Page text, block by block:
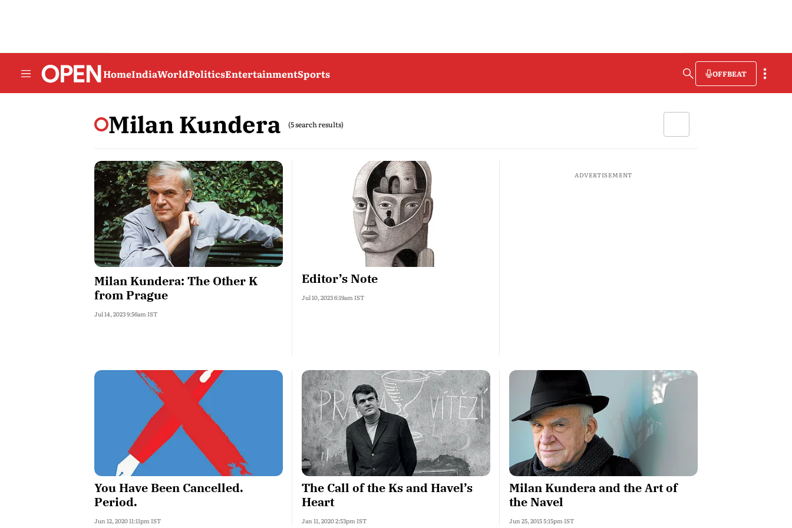
HomeIndiaWorldPoliticsEntertainmentSports OFFBEAT
Milan Kundera (5 search results)
Milan Kundera: The Other K
from Prague
Jul 14, 2023 9:56am IST
Editor’s Note
Jul 10, 2023 6:19am IST
ADVERTISEMENT
You Have Been Cancelled.
Period.
Jun 12, 2020 11:11pm IST
The Call of the Ks and Havel’s
Heart
Jan 11, 2020 2:53pm IST
Milan Kundera and the Art of
the Navel
Jun 25, 2015 5:15pm IST